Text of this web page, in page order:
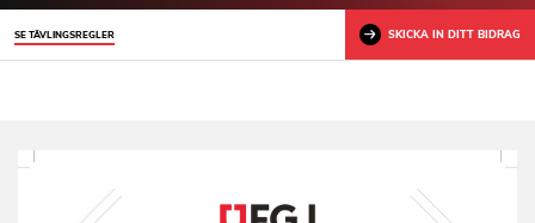
SE TÄVLINGSREGLER SKICKA IN DITT BIDRAG